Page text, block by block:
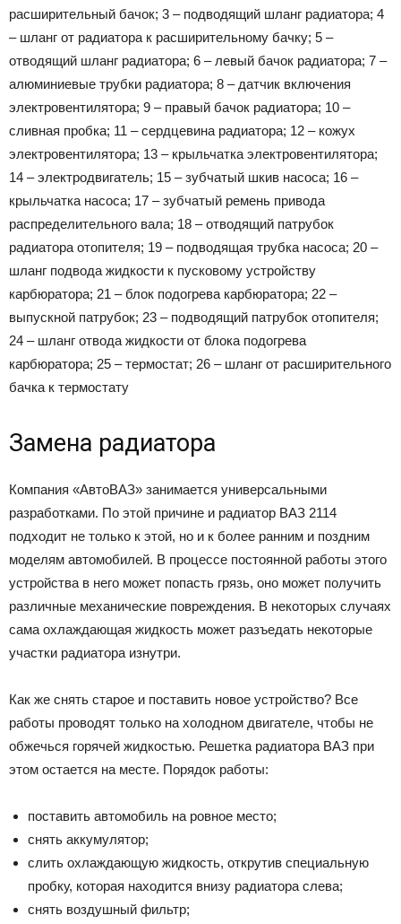
расширительный бачок; 3 – подводящий шланг радиатора; 4
– шланг от радиатора к расширительному бачку; 5 –
отводящий шланг радиатора; 6 – левый бачок радиатора; 7 –
алюминиевые трубки радиатора; 8 – датчик включения
электровентилятора; 9 – правый бачок радиатора; 10 –
сливная пробка; 11 – сердцевина радиатора; 12 – кожух
электровентилятора; 13 – крыльчатка электровентилятора;
14 – электродвигатель; 15 – зубчатый шкив насоса; 16 –
крыльчатка насоса; 17 – зубчатый ремень привода
распределительного вала; 18 – отводящий патрубок
радиатора отопителя; 19 – подводящая трубка насоса; 20 –
шланг подвода жидкости к пусковому устройству
карбюратора; 21 – блок подогрева карбюратора; 22 –
выпускной патрубок; 23 – подводящий патрубок отопителя;
24 – шланг отвода жидкости от блока подогрева
карбюратора; 25 – термостат; 26 – шланг от расширительного
бачка к термостату
Замена радиатора
Компания «АвтоВАЗ» занимается универсальными
разработками. По этой причине и радиатор ВАЗ 2114
подходит не только к этой, но и к более ранним и поздним
моделям автомобилей. В процессе постоянной работы этого
устройства в него может попасть грязь, оно может получить
различные механические повреждения. В некоторых случаях
сама охлаждающая жидкость может разъедать некоторые
участки радиатора изнутри.
Как же снять старое и поставить новое устройство? Все
работы проводят только на холодном двигателе, чтобы не
обжечься горячей жидкостью. Решетка радиатора ВАЗ при
этом остается на месте. Порядок работы:
поставить автомобиль на ровное место;
снять аккумулятор;
слить охлаждающую жидкость, открутив специальную
пробку, которая находится внизу радиатора слева;
снять воздушный фильтр;